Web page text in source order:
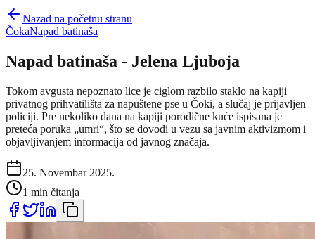
Nazad na početnu stranu
ČokaNapad batinaša
Napad batinaša - Jelena Ljuboja
Tokom avgusta nepoznato lice je ciglom razbilo staklo na kapiji
privatnog prihvatilišta za napuštene pse u Čoki, a slučaj je prijavljen
policiji. Pre nekoliko dana na kapiji porodične kuće ispisana je
preteća poruka „umri“, što se dovodi u vezu sa javnim aktivizmom i
objavljivanjem informacija od javnog značaja.
25. Novembar 2025.
1 min čitanja